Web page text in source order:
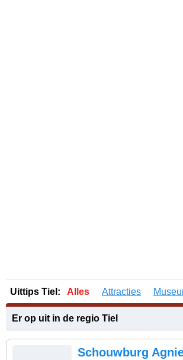
Uittips Tiel: Alles Attracties
Er op uit in de regio Tiel
Schouwburg